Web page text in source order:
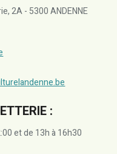
2A - 5300 ANDENNE
:
et de 13h à 16h30